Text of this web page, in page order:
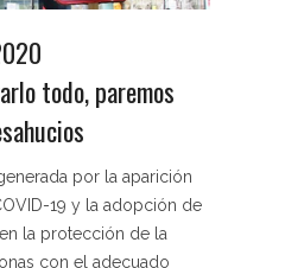
todo, paremos
por la aparición
19 y la adopción de
la protección de la
con el adecuado